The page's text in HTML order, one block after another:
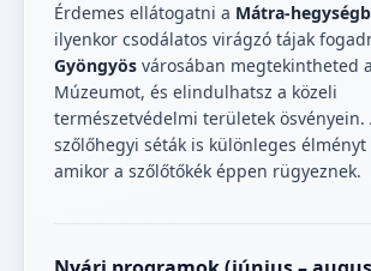
Érdemes ellátogatni a Mátra-
ilyenkor csodálatos virágzó tájak
Gyöngyös városában megtekintheted
Múzeumot, és elindulhatsz a közeli
természetvédelmi területek ösvényein.
szőlőhegyi séták is különleges
amikor a szőlőtőkék éppen rügyeznek.